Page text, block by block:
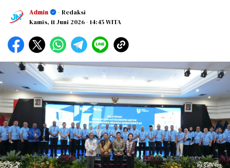
Admin
- Redaksi
Kamis, 11 Juni 2026- 14:45 WITA